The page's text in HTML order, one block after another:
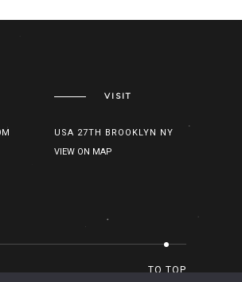
VISIT
USA 27TH BROOKLYN NY
VIEW ON MAP
TO TOP